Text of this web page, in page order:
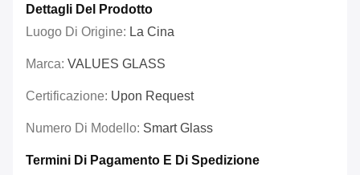
Dettagli Del Prodotto
Luogo Di Origine: La Cina
Marca: VALUES GLASS
Certificazione: Upon Request
Numero Di Modello: Smart Glass
Termini Di Pagamento E Di Spedizione